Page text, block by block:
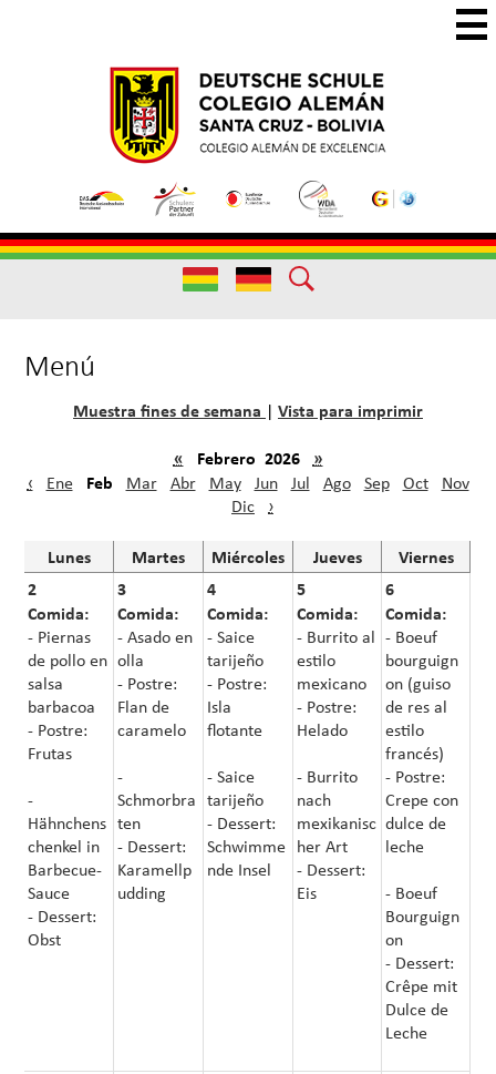
to
main
content
Colegio
Santa
Cruz
Colegio
de
Excelencia
Useful
Links
Useful
Links
Menú
Muestra fines de semana | Vista para imprimir
«
Febrero 2026 »
‹ Ene Feb Mar Abr May Jun Jul Ago Sep Oct
Nov
Dic ›
Lunes Martes Miércoles Jueves
Viernes
2
Comida:
- Piernas
de pollo en
salsa
barbacoa
- Postre:
Frutas
-
Hähnchens
chenkel in
Barbecue-
Sauce
- Dessert:
Obst
3
Comida:
- Asado en
olla
- Postre:
Flan de
caramelo
-
Schmorbra
ten
- Dessert:
Karamellp
udding
4
Comida:
- Saice
tarijeño
- Postre:
Isla
flotante
- Saice
tarijeño
- Dessert:
Schwimme
nde Insel
5
Comida:
- Burrito al
estilo
mexicano
- Postre:
Helado
- Burrito
nach
mexikanisc
her Art
- Dessert:
Eis
6
Comida:
- Boeuf
bourguign
on (guiso
de res al
estilo
francés)
- Postre:
Crepe con
dulce de
leche
- Boeuf
Bourguign
on
- Dessert:
Crêpe mit
Dulce de
Leche